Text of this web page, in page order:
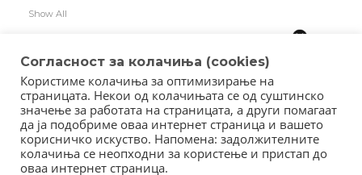
Show All
Согласност за колачиња (cookies)
Користиме колачиња за оптимизирање на
страницата. Некои од колачињата се од суштинско
значење за работата на страницата, а други помагаат
да ја подобриме оваа интернет страница и вашето
корисничко искуство. Напомена: задолжителните
колачиња се неопходни за користење и пристап до
оваа интернет страница.